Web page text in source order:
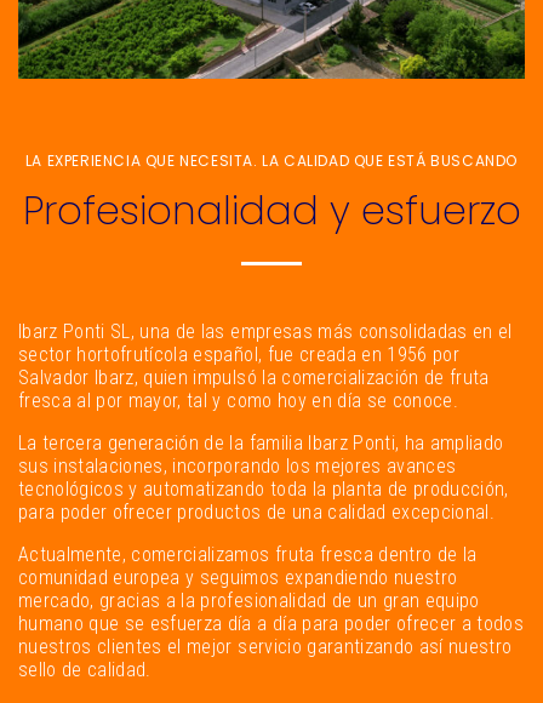
LA EXPERIENCIA QUE NECESITA. LA CALIDAD QUE ESTÁ BUSCANDO
Profesionalidad y esfuerzo
Ibarz Ponti SL, una de las empresas más consolidadas en el
sector hortofrutícola español, fue creada en 1956 por
Salvador Ibarz, quien impulsó la comercialización de fruta
fresca al por mayor, tal y como hoy en día se conoce.
La tercera generación de la familia Ibarz Ponti, ha ampliado
sus instalaciones, incorporando los mejores avances
tecnológicos y automatizando toda la planta de producción,
para poder ofrecer productos de una calidad excepcional.
Actualmente, comercializamos fruta fresca dentro de la
comunidad europea y seguimos expandiendo nuestro
mercado, gracias a la profesionalidad de un gran equipo
humano que se esfuerza día a día para poder ofrecer a todos
nuestros clientes el mejor servicio garantizando así nuestro
sello de calidad.